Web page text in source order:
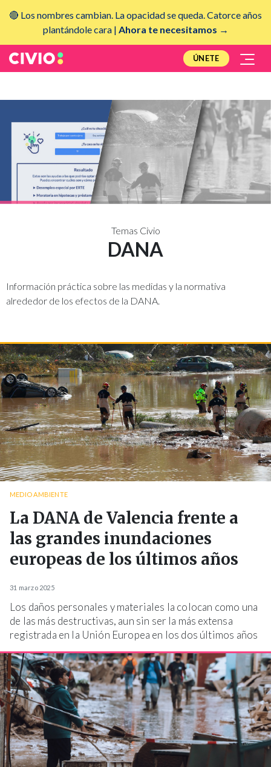
🔴 Los nombres cambian. La opacidad se queda. Catorce años
plantándole cara | Ahora te necesitamos →
ÚNETE
Temas Civio
DANA
Información práctica sobre las medidas y la normativa
alrededor de los efectos de la DANA.
MEDIO AMBIENTE
La DANA de Valencia frente a
las grandes inundaciones
europeas de los últimos años
31 marzo 2025
Los daños personales y materiales la colocan como una
de las más destructivas, aun sin ser la más extensa
registrada en la Unión Europea en los dos últimos años